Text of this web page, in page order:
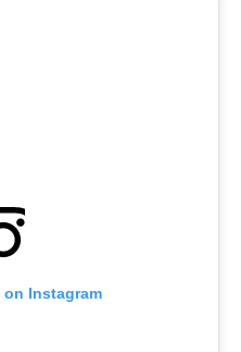
Instagram